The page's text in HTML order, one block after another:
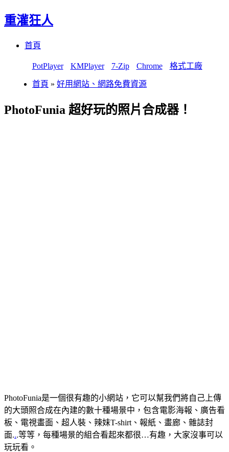
重灌狂人
首頁
PotPlayer KMPlayer 7-Zip Chrome 格式工廠
首頁 » 好用網站、網路免費資源
PhotoFunia 超好玩的照片合成器！
PhotoFunia是一個很有趣的小網站，它可以幫我們將自己上傳
的大頭照合成在內建的數十種場景中，包含電影海報、廣告看
板、電視畫面、超人裝、辣妹T-shirt、報紙、畫廊、雜誌封
面...等等，每種場景的組合看起來都很…有趣，大家沒事可以
玩玩看。